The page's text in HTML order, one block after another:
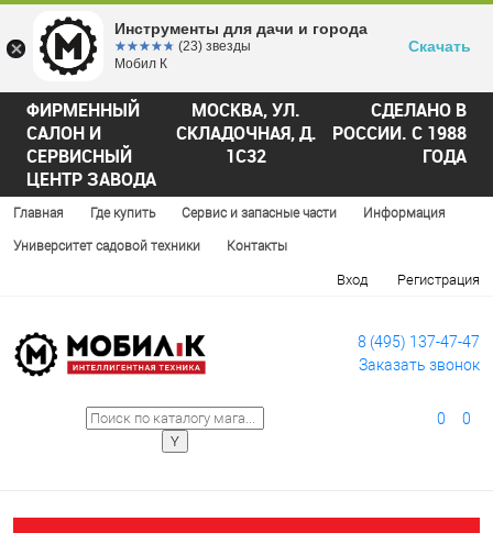
ФИРМЕННЫЙ
САЛОН И
СЕРВИСНЫЙ
ЦЕНТР ЗАВОДА
МОСКВА, УЛ.
СКЛАДОЧНАЯ, Д.
1С32
СДЕЛАНО В
РОССИИ. С 1988
ГОДА
Главная Где купить Сервис и запасные части Информация
Университет садовой техники Контакты
Вход Регистрация
8 (495) 137-47-47
Заказать звонок
0 0
Инструменты для дачи и города
☆☆☆☆☆
★★★★★ (23) звезды
Мобил К
Скачать